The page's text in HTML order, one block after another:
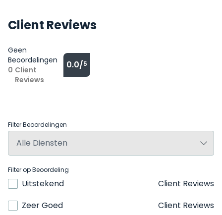
Client Reviews
Geen
Beoordelingen
0 Client
Reviews
0.0/5
Filter Beoordelingen
Filter op Beoordeling
Uitstekend
Client Reviews
Zeer Goed
Client Reviews